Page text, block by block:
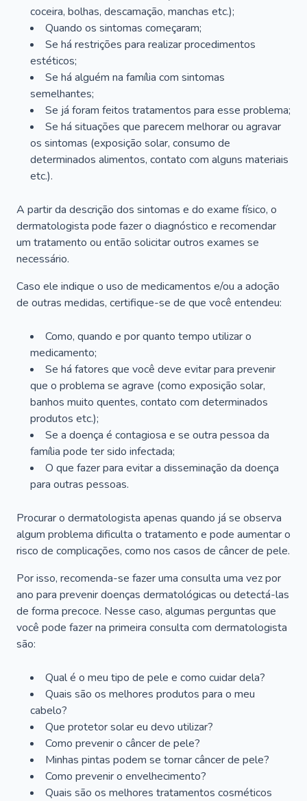
coceira, bolhas, descamação, manchas etc.);
Quando os sintomas começaram;
Se há restrições para realizar procedimentos
estéticos;
Se há alguém na família com sintomas
semelhantes;
Se já foram feitos tratamentos para esse problema;
Se há situações que parecem melhorar ou agravar
os sintomas (exposição solar, consumo de
determinados alimentos, contato com alguns materiais
etc.).
A partir da descrição dos sintomas e do exame físico, o
dermatologista pode fazer o diagnóstico e recomendar
um tratamento ou então solicitar outros exames se
necessário.
Caso ele indique o uso de medicamentos e/ou a adoção
de outras medidas, certifique-se de que você entendeu:
Como, quando e por quanto tempo utilizar o
medicamento;
Se há fatores que você deve evitar para prevenir
que o problema se agrave (como exposição solar,
banhos muito quentes, contato com determinados
produtos etc.);
Se a doença é contagiosa e se outra pessoa da
família pode ter sido infectada;
O que fazer para evitar a disseminação da doença
para outras pessoas.
Procurar o dermatologista apenas quando já se observa
algum problema dificulta o tratamento e pode aumentar o
risco de complicações, como nos casos de câncer de pele.
Por isso, recomenda-se fazer uma consulta uma vez por
ano para prevenir doenças dermatológicas ou detectá-las
de forma precoce. Nesse caso, algumas perguntas que
você pode fazer na primeira consulta com dermatologista
são:
Qual é o meu tipo de pele e como cuidar dela?
Quais são os melhores produtos para o meu
cabelo?
Que protetor solar eu devo utilizar?
Como prevenir o câncer de pele?
Minhas pintas podem se tornar câncer de pele?
Como prevenir o envelhecimento?
Quais são os melhores tratamentos cosméticos